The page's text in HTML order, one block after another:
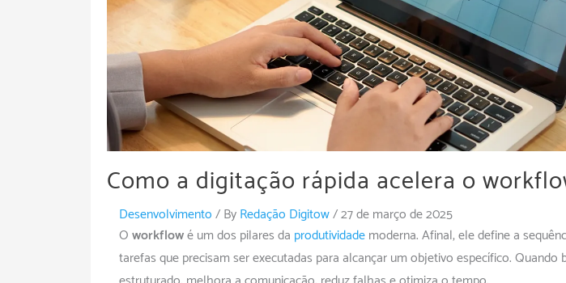
Como a digitação rápida acelera o
Desenvolvimento/ ByRedação Digitow/27 de março de 2025
Oworkflowé um dos pilares da produtividademoderna. Afinal, ele define a
tarefas que precisam ser executadas para alcançar um objetivo específico. Quando